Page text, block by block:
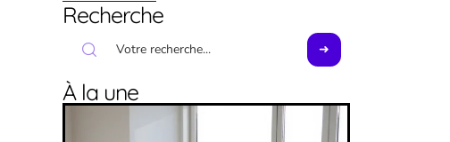
Recherche
À la une